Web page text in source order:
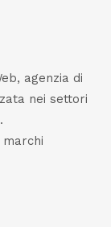
agenzia di
nei settori